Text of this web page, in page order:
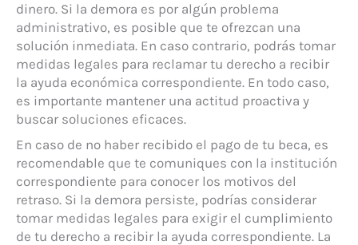
dinero. Si la demora es por algún problema
administrativo, es posible que te ofrezcan una
solución inmediata. En caso contrario, podrás tomar
medidas legales para reclamar tu derecho a recibir
la ayuda económica correspondiente. En todo caso,
es importante mantener una actitud proactiva y
buscar soluciones eficaces.
En caso de no haber recibido el pago de tu beca, es
recomendable que te comuniques con la institución
correspondiente para conocer los motivos del
retraso. Si la demora persiste, podrías considerar
tomar medidas legales para exigir el cumplimiento
de tu derecho a recibir la ayuda correspondiente. La